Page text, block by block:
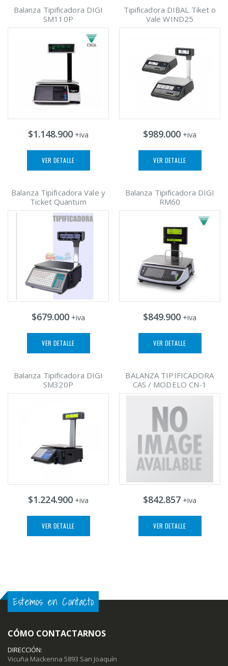
Balanza Tipificadora DIGI
SM110P
$1.148.900 +iva
VER DETALLE
Tipificadora DIBAL Tiket o
Vale WIND25
$989.000 +iva
VER DETALLE
Balanza Tipificadora Vale y
Ticket Quantum
$679.000 +iva
VER DETALLE
Balanza Tipificadora DIGI
RM60
$849.900 +iva
VER DETALLE
Balanza Tipificadora DIGI
SM320P
$1.224.900 +iva
VER DETALLE
BALANZA TIPIFICADORA
CAS / MODELO CN-1
$842.857 +iva
VER DETALLE
Estemos en Contacto
CÓMO CONTACTARNOS
DIRECCIÓN:
Vicuña Mackenna 5893 San Joaquín